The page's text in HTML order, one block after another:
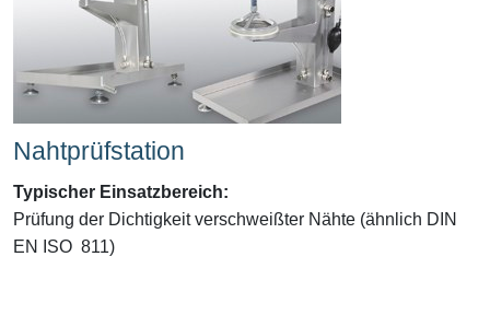
Nahtprüfstation
Typischer Einsatzbereich:
Prüfung der Dichtigkeit verschweißter Nähte (ähnlich DIN
EN ISO 811)